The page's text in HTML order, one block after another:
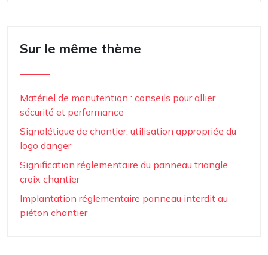
Sur le même thème
Matériel de manutention : conseils pour allier
sécurité et performance
Signalétique de chantier: utilisation appropriée du
logo danger
Signification réglementaire du panneau triangle
croix chantier
Implantation réglementaire panneau interdit au
piéton chantier